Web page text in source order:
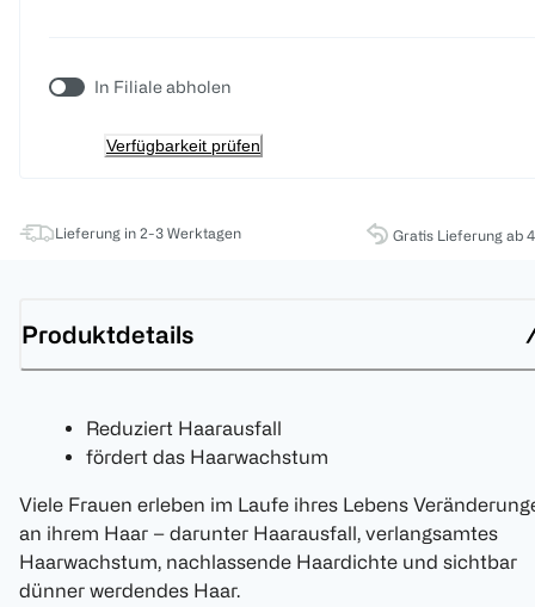
In Filiale abholen
Verfügbarkeit prüfen
Lieferung in 2-3 Werktagen Gratis Lieferung ab
Produktdetails
Reduziert Haarausfall
fördert das Haarwachstum
Viele Frauen erleben im Laufe ihres Lebens
an ihrem Haar – darunter Haarausfall, verlangsamtes
Haarwachstum, nachlassende Haardichte und sichtbar
dünner werdendes Haar.